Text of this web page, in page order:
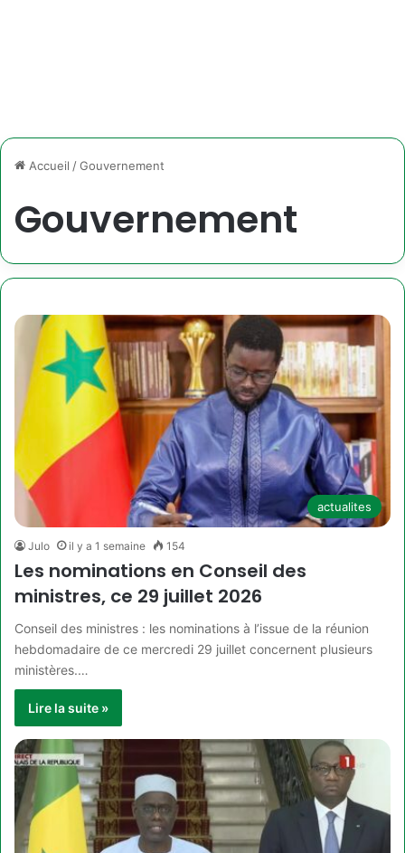
Accueil /Gouvernement
Gouvernement
actualites
Julo il y a 1 semaine 154
Les nominations en Conseil des
ministres, ce 29 juillet 2026
Conseil des ministres : les nominations à l’issue de la réunion
hebdomadaire de ce mercredi 29 juillet concernent plusieurs
ministères.…
Lire la suite »